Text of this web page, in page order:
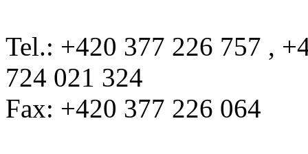
Tel.: +420 377 226 757 ,
724 021 324
Fax: +420 377 226 064